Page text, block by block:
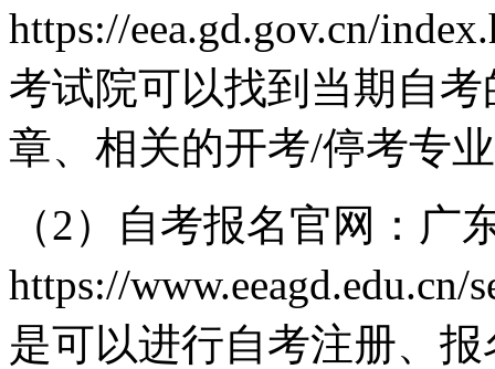
https://eea.gd.gov.cn/
考试院可以找到当期自
章、相关的开考/停考专
（2）自考报名官网：
https://
是可以进行自考注册、